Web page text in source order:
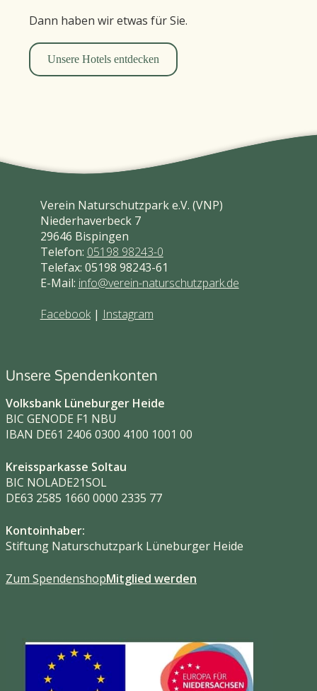
Dann haben wir etwas für Sie.
Unsere Hotels entdecken
Verein Naturschutzpark e.V. (VNP)
Niederhaverbeck 7
29646 Bispingen
Telefon: 05198 98243-0
Telefax: 05198 98243-61
E-Mail: info@verein-naturschutzpark.de
Facebook| Instagram
Unsere Spendenkonten
Volksbank Lüneburger Heide
BIC GENODE F1 NBU
IBAN DE61 2406 0300 4100 1001 00
Kreissparkasse Soltau
BIC NOLADE21SOL
DE63 2585 1660 0000 2335 77
Kontoinhaber:
Stiftung Naturschutzpark Lüneburger Heide
Zum SpendenshopMitglied werden